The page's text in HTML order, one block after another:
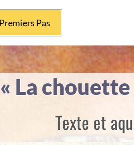
Premiers Pas
« La
Texte et